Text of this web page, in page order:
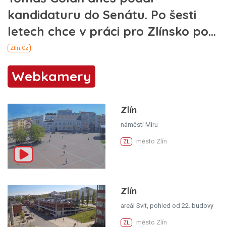
Webkamery
Zlín
náměstí Míru
ZL město Zlín
Zlín
areál Svit, pohled od 22. budovy
ZL město Zlín